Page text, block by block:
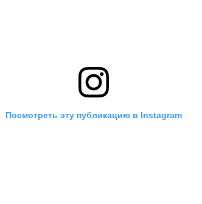
Посмотреть эту публикацию в Instagram